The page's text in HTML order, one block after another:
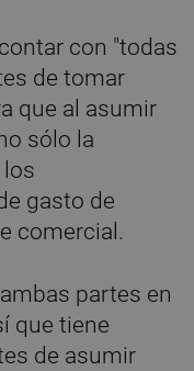
con "todas
de tomar
que al asumir
sólo la
gasto de
comercial.
partes en
que tiene
de asumir